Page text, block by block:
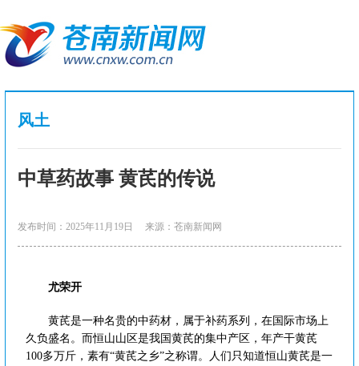
风土
中草药故事 黄芪的传说
发布时间：2025年11月19日 来源：苍南新闻网
尤荣开
黄芪是一种名贵的中药材，属于补药系列，在国际市场上
久负盛名。而恒山山区是我国黄芪的集中产区，年产干黄芪
100多万斤，素有“黄芪之乡”之称谓。人们只知道恒山黄芪是一